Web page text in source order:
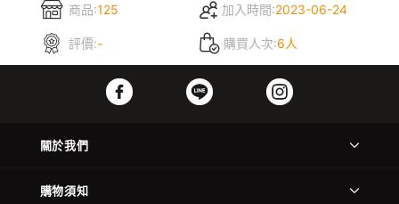
商品:125 加入時間:2023-06-24
評價:- 購買人次:6人
關於我們
購物須知